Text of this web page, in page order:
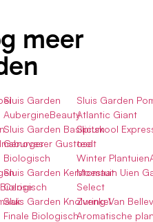
meer
Sluis Garden
AubergineBeauty
Sluis Garden Basilicum
Genoveser Gustosa
Biologisch
Sluis Garden Kerstomaat
Cerise
Sluis Garden Knolvenkel
Finale Biologisch
Sluis Garden
Atlantic Giant
Spitskool
teelt
Winter
Moestuin Uien
Select
Zuring Van
Aromatische